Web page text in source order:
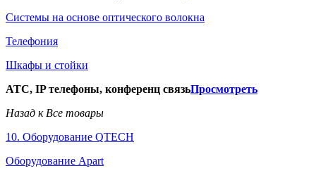
Системы на основе оптического волокна
Телефония
Шкафы и стойки
АТС, IP телефоны, конференц связьПросмотреть
Назад к Все товары
10. Оборудование QTECH
Оборудование Apart